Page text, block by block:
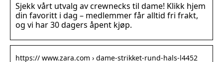
Sjekk vårt utvalg av crewnecks til dame! Klikk hjem
din favoritt i dag – medlemmer får alltid fri frakt,
og vi har 30 dagers åpent kjøp.
https:// www.zara.com › dame-strikket-rund-hals-l4452